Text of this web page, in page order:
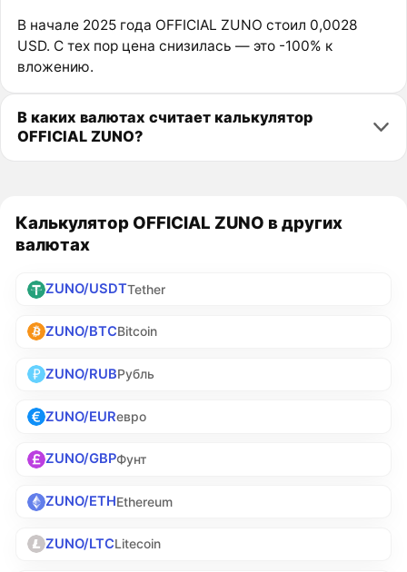
В начале 2025 года OFFICIAL ZUNO стоил 0,0028
USD. С тех пор цена снизилась — это -100% к
вложению.
В каких валютах считает калькулятор
OFFICIAL ZUNO?
Калькулятор OFFICIAL ZUNO в других
валютах
ZUNO/USDTTether
ZUNO/BTCBitcoin
ZUNO/RUBРубль
ZUNO/EURевро
ZUNO/GBPФунт
ZUNO/ETHEthereum
ZUNO/LTCLitecoin